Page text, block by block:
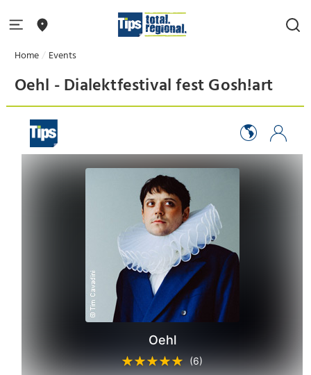
Home Events
Oehl - Dialektfestival fest Gosh!art